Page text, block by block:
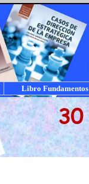
Libro Fundamentos